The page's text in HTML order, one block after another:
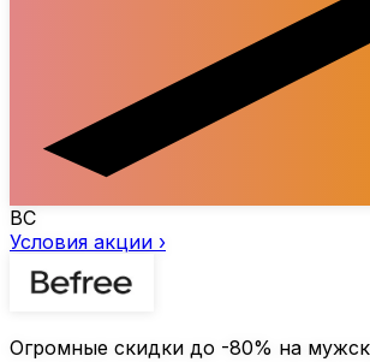
BC
Условия акции ›
Огромные скидки до -80% на